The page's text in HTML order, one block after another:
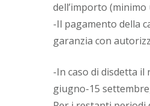
dell’importo
-Il pagamento della
garanzia con
-In caso di disdetta
giugno-15